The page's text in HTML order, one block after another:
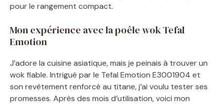
pour le rangement compact.
Mon expérience avec la poêle wok Tefal
Emotion
J’adore la cuisine asiatique, mais je peinais à trouver un
wok fiable. Intrigué par le Tefal Emotion E3001904 et
son revêtement renforcé au titane, j’ai voulu tester ses
promesses. Après des mois d’utilisation, voici mon